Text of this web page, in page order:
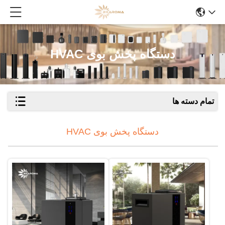
دستگاه پخش بوی HVAC
تمام دسته ها
دستگاه پخش بوی HVAC